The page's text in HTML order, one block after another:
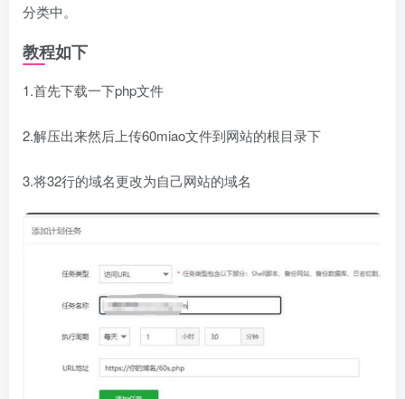
分类中。
教程如下
1.首先下载一下php文件
2.解压出来然后上传60miao文件到网站的根目录下
3.将32行的域名更改为自己网站的域名